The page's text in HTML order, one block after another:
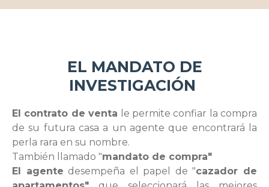
EL MANDATO DE
INVESTIGACIÓN
El contrato de venta le permite confiar la compra
de su futura casa a un agente que encontrará la
perla rara en su nombre.
También llamado "mandato de compra"
El agente desempeña el papel de "cazador de